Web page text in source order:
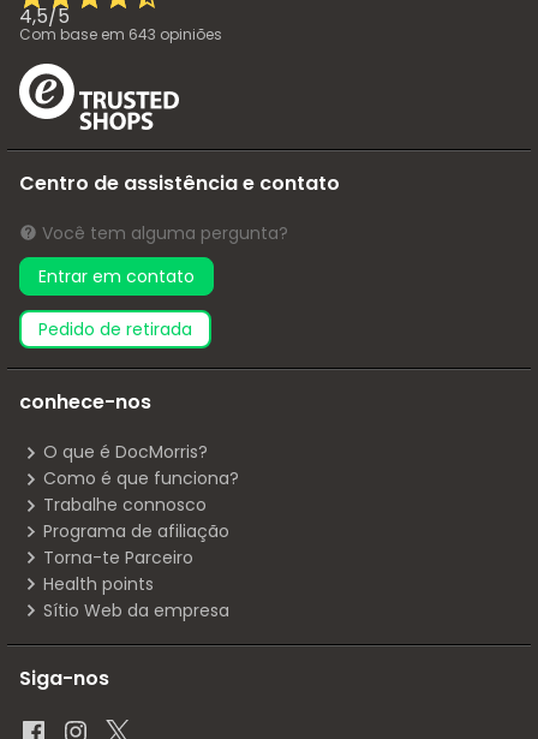
4,5/5
Com base em 643 opiniões
Centro de assistência e contato
Você tem alguma pergunta?
Entrar em contato
pedido de retirada
conhece-nos
O que é DocMorris?
Como é que funciona?
Trabalhe connosco
Programa de afiliação
Torna-te Parceiro
Health points
Sítio Web da empresa
Siga-nos